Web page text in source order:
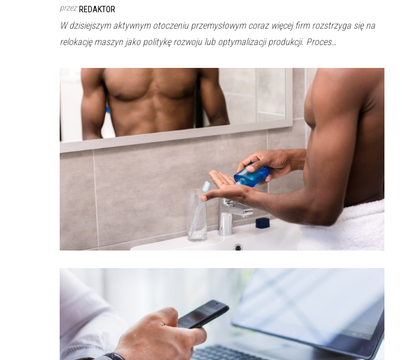
przez REDAKTOR
W dzisiejszym aktywnym otoczeniu przemysłowym coraz więcej firm rozstrzyga się na
relokację maszyn jako politykę rozwoju lub optymalizacji produkcji. Proces…